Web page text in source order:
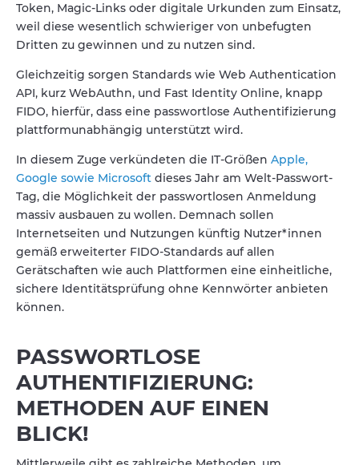
Token, Magic-Links oder digitale Urkunden zum Einsatz,
weil diese wesentlich schwieriger von unbefugten
Dritten zu gewinnen und zu nutzen sind.
Gleichzeitig sorgen Standards wie Web Authentication
API, kurz WebAuthn, und Fast Identity Online, knapp
FIDO, hierfür, dass eine passwortlose Authentifizierung
plattformunabhängig unterstützt wird.
In diesem Zuge verkündeten die IT-Größen Apple,
Google sowie Microsoft dieses Jahr am Welt-Passwort-
Tag, die Möglichkeit der passwortlosen Anmeldung
massiv ausbauen zu wollen. Demnach sollen
Internetseiten und Nutzungen künftig Nutzer*innen
gemäß erweiterter FIDO-Standards auf allen
Gerätschaften wie auch Plattformen eine einheitliche,
sichere Identitätsprüfung ohne Kennwörter anbieten
können.
PASSWORTLOSE
AUTHENTIFIZIERUNG:
METHODEN AUF EINEN
BLICK!